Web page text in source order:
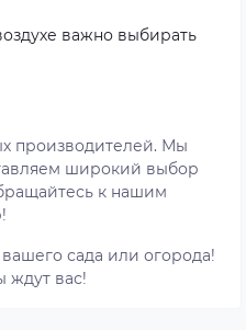
важно выбирать
производителей. Мы
широкий выбор
к нашим
сада или огорода!
ждут вас!